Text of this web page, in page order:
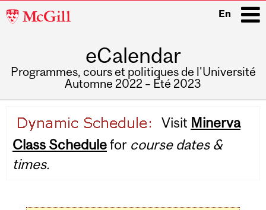
McGill
En
eCalendar
Programmes, cours et politiques de l'Université
Automne 2022 – Été 2023
navigation
Visit Minerva
Class Schedulefor course dates &
times.